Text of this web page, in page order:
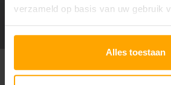
verzameld op basis van uw gebruik
Alles toestaan
BY ULRICH